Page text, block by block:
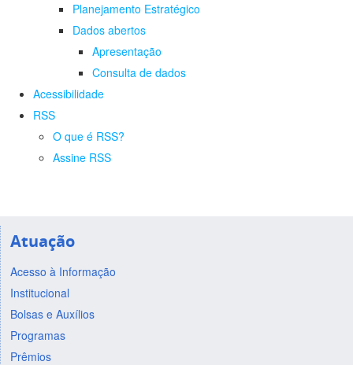
Planejamento Estratégico
Dados abertos
Apresentação
Consulta de dados
Acessibilidade
RSS
O que é RSS?
Assine RSS
Atuação
Acesso à Informação
Institucional
Bolsas e Auxílios
Programas
Prêmios